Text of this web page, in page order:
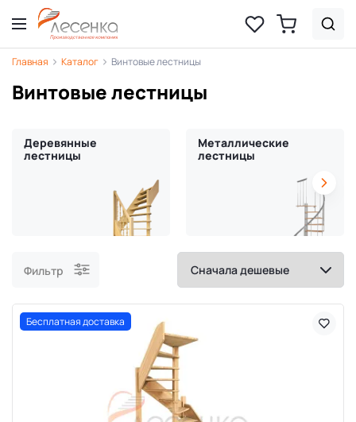
Главная Каталог Винтовые лестницы
Винтовые лестницы
Деревянные
лестницы
Металлические
лестницы
Фильтр
Бесплатная доставка